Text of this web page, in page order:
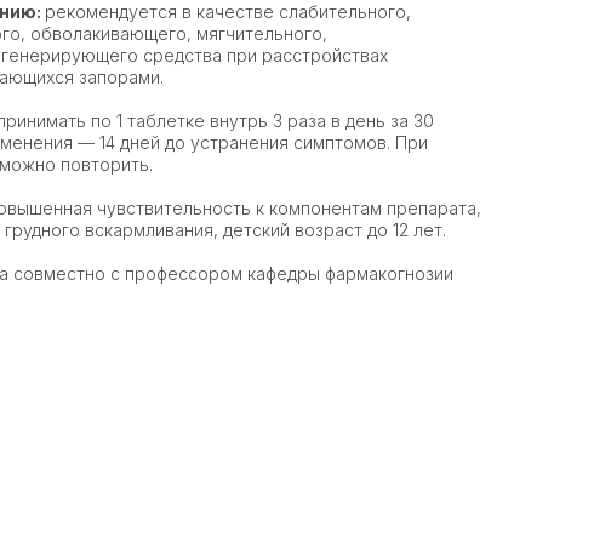
рекомендуется в качестве слабительного,
обволакивающего, мягчительного,
средства при расстройствах
запорами.
по 1 таблетке внутрь 3 раза в день за 30
— 14 дней до устранения симптомов. При
повторить.
чувствительность к компонентам препарата,
вскармливания, детский возраст до 12 лет.
совместно с профессором кафедры фармакогнозии